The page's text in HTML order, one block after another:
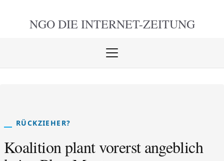
NGO DIE INTERNET-ZEITUNG
Menü
RÜCKZIEHER?
Koalition plant vorerst angeblich